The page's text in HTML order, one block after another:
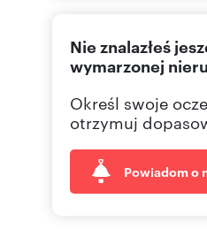
Nie znalazłeś
wymarzonej
Określ swoje
otrzymuj
Powiadom o